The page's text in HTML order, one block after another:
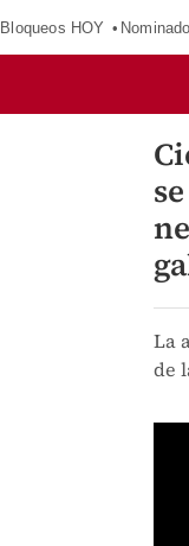
Bloqueos HOY
La
de